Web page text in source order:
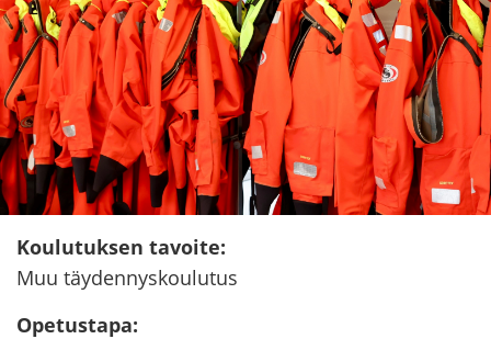
Kou­lu­tuk­sen ta­voi­te:
Muu täy­den­nys­kou­lu­tus
Ope­tus­ta­pa: